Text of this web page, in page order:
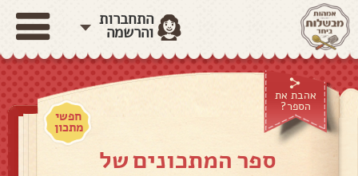
התחברות
והרשמה
אהבת את
הספר?
חפשי
מתכון
ספר המתכונים של